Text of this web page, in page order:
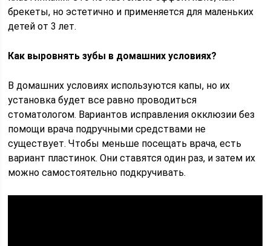
брекеты, но эстетично и применяется для маленьких
детей от 3 лет.
Как выровнять зубы в домашних условиях?
В домашних условиях используются капы, но их
установка будет все равно проводиться
стоматологом. Вариантов исправления окклюзии без
помощи врача подручными средствами не
существует. Чтобы меньше посещать врача, есть
вариант пластинок. Они ставятся один раз, и затем их
можно самостоятельно подкручивать.